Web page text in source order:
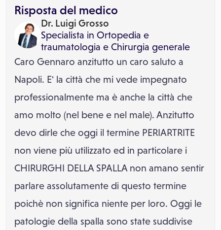
Risposta del medico
Dr. Luigi Grosso
Specialista in Ortopedia e
traumatologia e Chirurgia generale
Caro Gennaro anzitutto un caro saluto a
Napoli. E' la città che mi vede impegnato
professionalmente ma è anche la città che
amo molto (nel bene e nel male). Anzitutto
devo dirle che oggi il termine PERIARTRITE
non viene più utilizzato ed in particolare i
CHIRURGHI DELLA SPALLA non amano sentir
parlare assolutamente di questo termine
poichè non significa niente per loro. Oggi le
patologie della spalla sono state suddivise